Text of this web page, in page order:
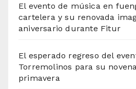
El evento de música en
cartelera y su renovada
aniversario durante Fitur
El esperado regreso del
Torremolinos para su
primavera